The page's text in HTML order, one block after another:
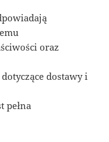
oraz
dostawy i
pełna